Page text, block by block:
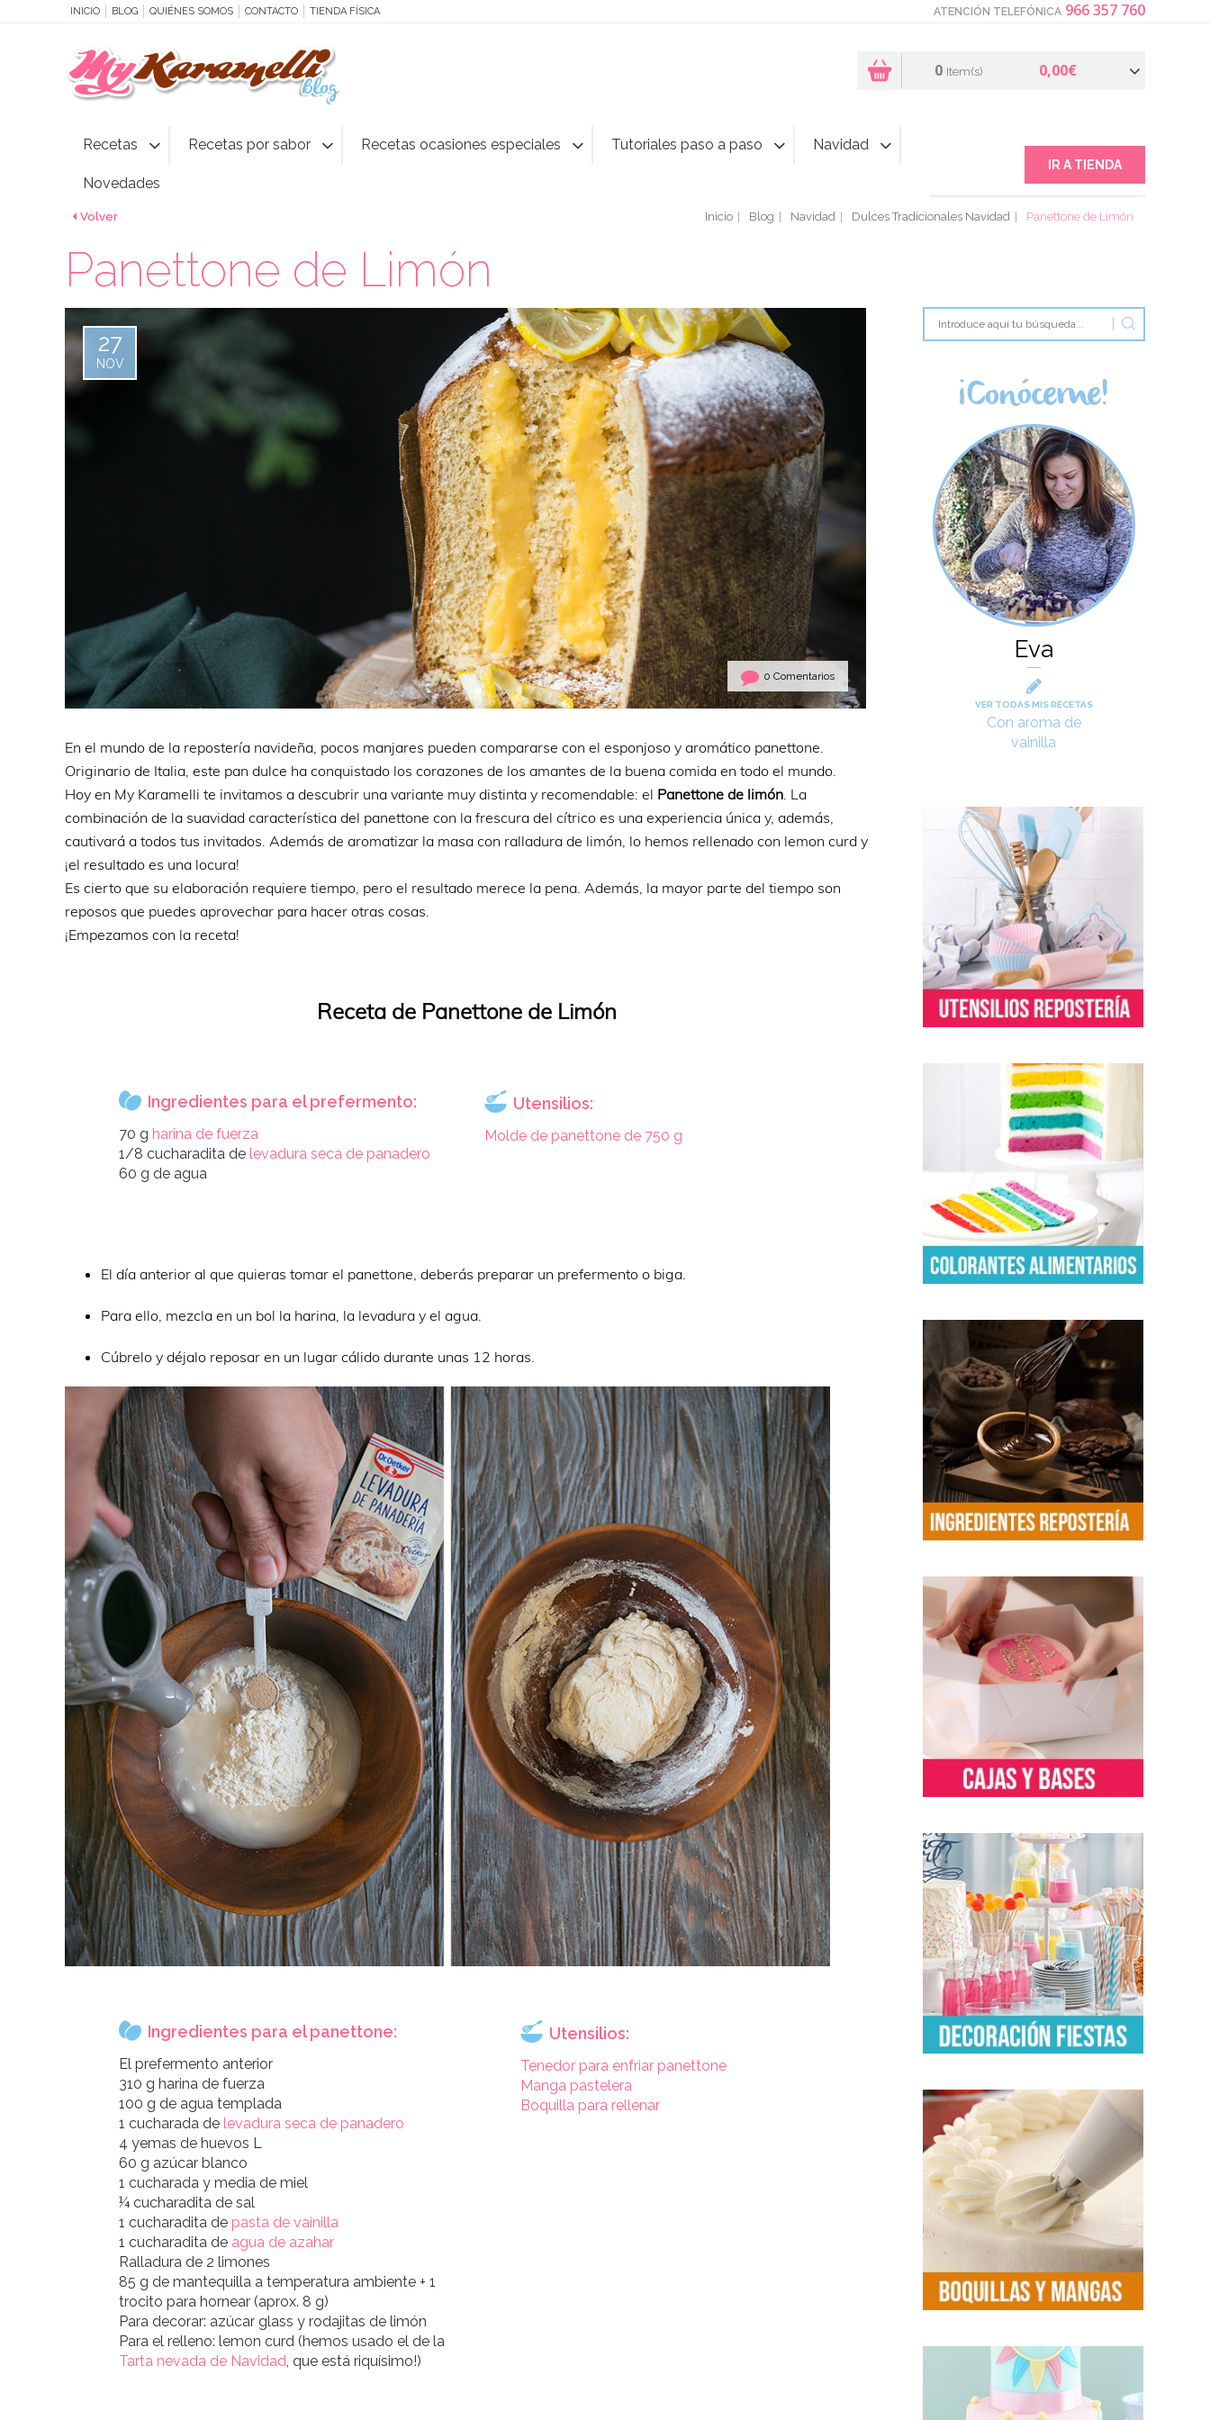
INICIO BLOG QUIÉNES SOMOS CONTACTO TIENDA FÍSICA ATENCIÓN TELEFÓNICA 966 357 760
0 Item(s) 0,00€
Recetas Recetas por sabor Recetas ocasiones especiales Tutoriales paso a paso Navidad
Novedades
IR A TIENDA
Volver Inicio Blog Navidad Dulces Tradicionales Navidad Panettone de Limón
Panettone de Limón
27
NOV
0 Comentarios
En el mundo de la repostería navideña, pocos manjares pueden compararse con el esponjoso y aromático panettone.
Originario de Italia, este pan dulce ha conquistado los corazones de los amantes de la buena comida en todo el mundo.
Hoy en My Karamelli te invitamos a descubrir una variante muy distinta y recomendable: el Panettone de limón. La
combinación de la suavidad característica del panettone con la frescura del cítrico es una experiencia única y, además,
cautivará a todos tus invitados. Además de aromatizar la masa con ralladura de limón, lo hemos rellenado con lemon curd y
¡el resultado es una locura!
Es cierto que su elaboración requiere tiempo, pero el resultado merece la pena. Además, la mayor parte del tiempo son
reposos que puedes aprovechar para hacer otras cosas.
¡Empezamos con la receta!
Receta de Panettone de Limón
Ingredientes para el prefermento:
70 g harina de fuerza
1/8 cucharadita de levadura seca de panadero
60 g de agua
Utensilios:
Molde de panettone de 750 g
El día anterior al que quieras tomar el panettone, deberás preparar un prefermento o biga.
Para ello, mezcla en un bol la harina, la levadura y el agua.
Cúbrelo y déjalo reposar en un lugar cálido durante unas 12 horas.
Ingredientes para el panettone:
El prefermento anterior
310 g harina de fuerza
100 g de agua templada
1 cucharada de levadura seca de panadero
4 yemas de huevos L
60 g azúcar blanco
1 cucharada y media de miel
¼ cucharadita de sal
1 cucharadita de pasta de vainilla
1 cucharadita de agua de azahar
Ralladura de 2 limones
85 g de mantequilla a temperatura ambiente + 1
trocito para hornear (aprox. 8 g)
Para decorar: azúcar glass y rodajitas de limón
Para el relleno: lemon curd (hemos usado el de la
Tarta nevada de Navidad, que está riquísimo!)
Utensilios:
Tenedor para enfriar panettone
Manga pastelera
Boquilla para rellenar
¡Conóceme!
Eva
VER TODAS MIS RECETAS
Con aroma de
vainilla